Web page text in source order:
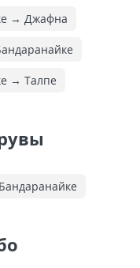
→ Джафна
→ Талпе